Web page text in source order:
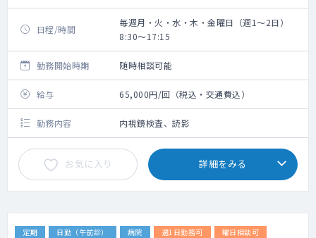
日程/時間
毎週月・火・水・木・金曜日（週1～2日）
8:30～17:15
勤務開始時期 随時相談可能
給与 65,000円/回（税込・交通費込）
勤務内容 内視鏡検査、読影
お気に入り 詳細をみる
定期 日勤（午前診） 病院 週1日勤務可 曜日相談可